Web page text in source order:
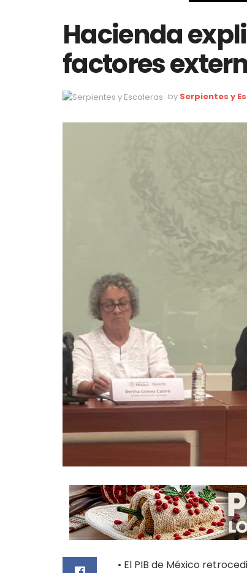
Hacienda
factores
by Serpientes y
• El PIB de México